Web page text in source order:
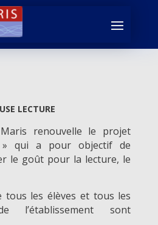
LECTURE
renouvelle le projet
» qui a pour objectif de
le goût pour la lecture, le
tous les élèves et tous les
l’établissement sont